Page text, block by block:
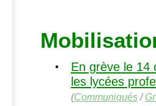
En grève le 14
les lycées
(Communiqués/